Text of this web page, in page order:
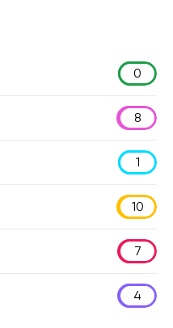
0
8
1
10
7
4